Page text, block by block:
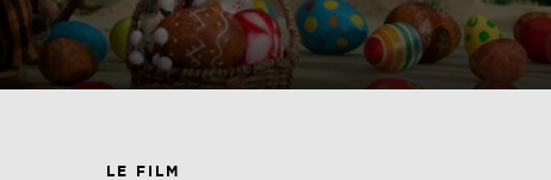
LE FILM